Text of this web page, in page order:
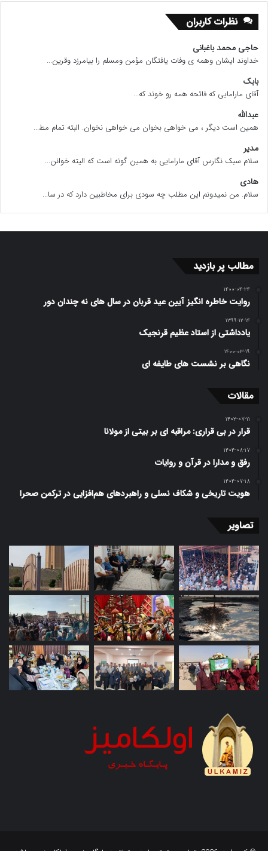
نظرات کاربران
حاجی محمد باغبانی
خداوند ایشان وهمه ی وفات یافتگان مؤمن ومسلم را بیامرزد وقرین...
بابک
آقای مارامایی که فاتحه همه رو خوند که...
عبدالله
همین است دیگر ، می خواهی بخوان می خواهی نخوان. البته تمام مط...
مدیر
سلام سبک نگارس آقای مارامایی به همین گونه است که الیته خوانن...
هادی
سلام. من نمیدونم این مطلب چه سودی برای مخاطبین دارد که در سا...
مطالب پر بازدید
۱۴۰۰-۰۴-۲۴
روایت خاطره انگیز آیین عید قربان در سال های نه چندان دور
۱۳۹۹-۱۲-۱۴
یادداشتی از استاد عظیم قرنجیک
۱۴۰۰-۰۳-۱۹
نگاهی بر نشست های طایفه ای
مقالات
۱۴۰۲-۰۷-۱۱
قرار در بی قراری: مراقبه ای بر بیتی از مولانا
۱۴۰۴-۰۸-۱۷
رفق و مدارا در قرآن و روایات
۱۴۰۴-۰۷-۱۸
هویت تاریخی و شکاف نسلی و راهبردهای هم‌افزایی در ترکمن صحرا
تصاویر